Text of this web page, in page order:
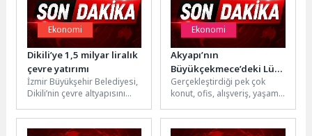
Ekonomi
Dikili’ye 1,5 milyar liralık
çevre yatırımı
İzmir Büyükşehir Belediyesi,
Dikili’nin çevre altyapısını
liralık yatırımı hayata
geçiriyor. İleri biyolojik...
Ekonomi
Akyapı’nın
Büyükçekmece’deki Lüks
Villa Projesi Big
Country’de Yaşam
Başladı!
Gerçekleştirdiği pek çok
konut, ofis, alışveriş, yaşam
tesisi ile gayrimenkul
sektörüne...